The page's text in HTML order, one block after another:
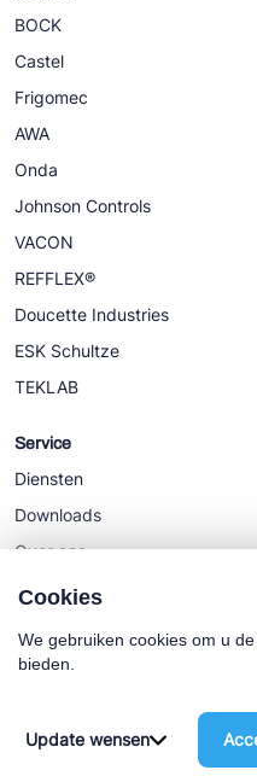
BOCK
Castel
Frigomec
AWA
Onda
Johnson Controls
VACON
REFFLEX®
Doucette Industries
ESK Schultze
TEKLAB
Service
Diensten
Downloads
Over ons
Nieuws
Algemene Voorwaarden
Cookies
We gebruiken cookies om u
bieden.
Update wensen